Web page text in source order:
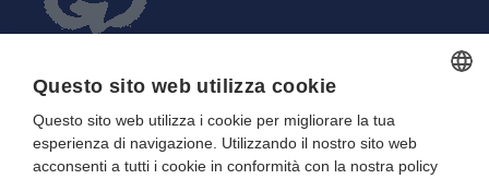
FARE UN REGALO AGLI SPOSI O A UN
FESTEGGIATO?
Questo sito web utilizza cookie
Questo sito web utilizza i cookie per migliorare la tua
esperienza di navigazione. Utilizzando il nostro sito web
acconsenti a tutti i cookie in conformità con la nostra policy